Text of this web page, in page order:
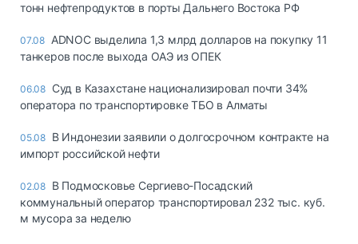
тонн нефтепродуктов в порты Дальнего Востока РФ
07.08 ADNOC выделила 1,3 млрд долларов на покупку 11
танкеров после выхода ОАЭ из ОПЕК
06.08 Суд в Казахстане национализировал почти 34%
оператора по транспортировке ТБО в Алматы
05.08 В Индонезии заявили о долгосрочном контракте на
импорт российской нефти
02.08 В Подмосковье Сергиево-Посадский
коммунальный оператор транспортировал 232 тыс. куб.
м мусора за неделю